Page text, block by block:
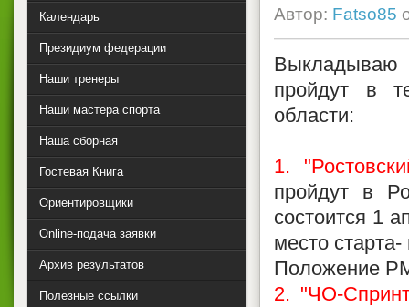
Автор: Fatso85
пройдут в
области:
1.
пройдут в
состоится 1
место
Положение
2. "ЧО-
Календарь
Президиум федерации
Наши тренеры
Наши мастера спорта
Наша сборная
Гостевая Книга
Ориентировщики
Online-подача заявки
Архив результатов
Полезные ссылки